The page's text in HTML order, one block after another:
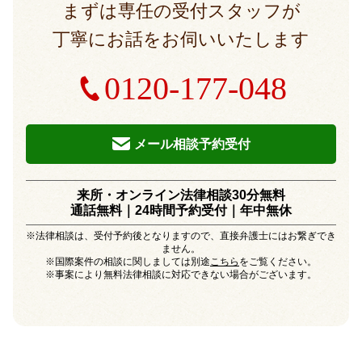
まずは専任の受付スタッフが
丁寧にお話をお伺いいたします
0120-177-048
メール相談予約受付
来所・オンライン法律相談30分無料
通話無料｜24時間予約受付｜年中無休
※法律相談は、受付予約後となりますので、直接弁護士にはお繋ぎでき
ません。
※国際案件の相談に関しましては別途こちら をご覧ください。
※事案により無料法律相談に対応できない場合がございます。